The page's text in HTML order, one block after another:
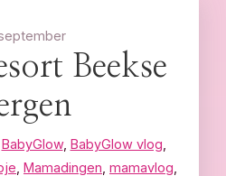
Beekse
BabyGlow, BabyGlow vlog
Mamadingen mamavlog